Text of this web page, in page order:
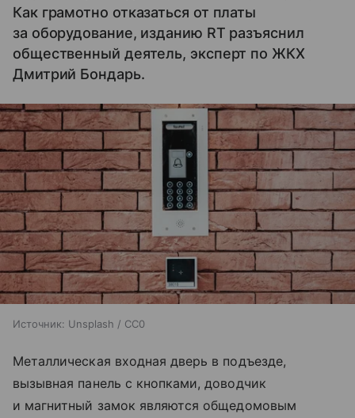
Как грамотно отказаться от платы
за оборудование, изданию RT разъяснил
общественный деятель, эксперт по ЖКХ
Дмитрий Бондарь.
Источник: Unsplash / CC0
Металлическая входная дверь в подъезде,
вызывная панель с кнопками, доводчик
и магнитный замок являются общедомовым